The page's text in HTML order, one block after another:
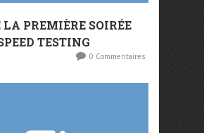
LA PREMIÈRE SOIRÉE
TESTING
0 Commentaires